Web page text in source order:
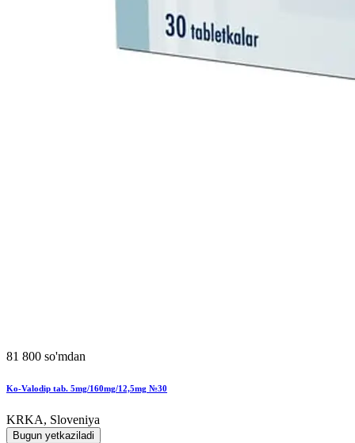
81 800 so'mdan
Ko-Valodip tab. 5mg/160mg/12,5mg №30
KRKA, Sloveniya
Bugun yetkaziladi